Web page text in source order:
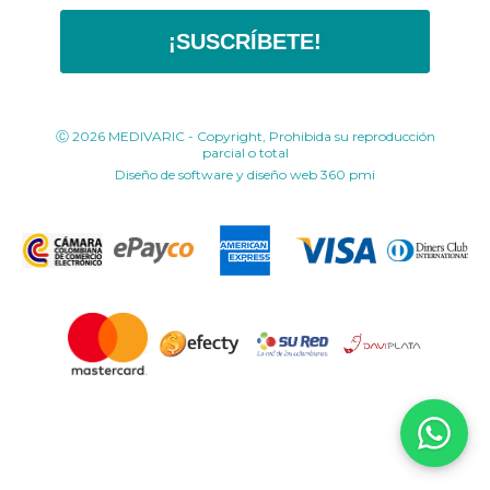
¡SUSCRÍBETE!
Ⓒ 2026 MEDIVARIC - Copyright, Prohibida su reproducción
parcial o total
Diseño de software y diseño web 360 pmi